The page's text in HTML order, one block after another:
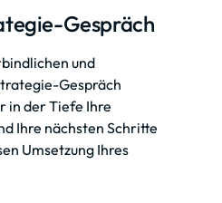
Gespräch
und
Gespräch
in der Tiefe Ihre
Ihre nächsten Schritte
Umsetzung Ihres